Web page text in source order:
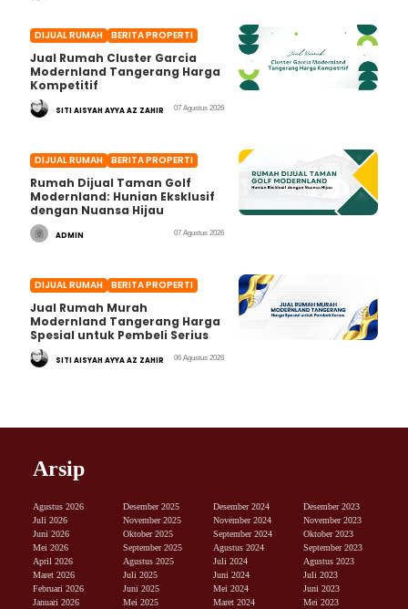
DIJUAL RUMAH BERITA PROPERTI
Jual Rumah Cluster Garcia
Modernland Tangerang Harga
Kompetitif
SITI AISYAH AYYA AZ ZAHIR 07 Agustus 2026
DIJUAL RUMAH BERITA PROPERTI
Rumah Dijual Taman Golf
Modernland: Hunian Eksklusif
dengan Nuansa Hijau
ADMIN 07 Agustus 2026
DIJUAL RUMAH BERITA PROPERTI
Jual Rumah Murah
Modernland Tangerang Harga
Spesial untuk Pembeli Serius
SITI AISYAH AYYA AZ ZAHIR 06 Agustus 2026
Arsip
Agustus 2026
Juli 2026
Juni 2026
Mei 2026
April 2026
Maret 2026
Februari 2026
Januari 2026
Desember 2025
November 2025
Oktober 2025
September 2025
Agustus 2025
Juli 2025
Juni 2025
Mei 2025
Desember 2024
November 2024
September 2024
Agustus 2024
Juli 2024
Juni 2024
Mei 2024
Maret 2024
Desember 2023
November 2023
Oktober 2023
September 2023
Agustus 2023
Juli 2023
Juni 2023
Mei 2023